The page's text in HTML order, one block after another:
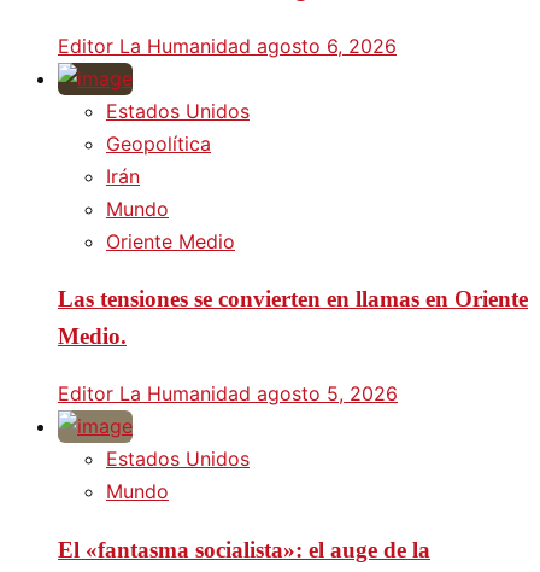
Editor La Humanidad agosto 6, 2026
Estados Unidos
Geopolítica
Irán
Mundo
Oriente Medio
Las tensiones se convierten en llamas en Oriente
Medio.
Editor La Humanidad agosto 5, 2026
Estados Unidos
Mundo
El «fantasma socialista»: el auge de la